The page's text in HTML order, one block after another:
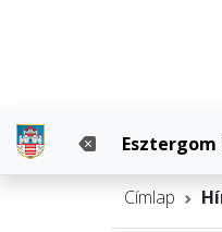
Esztergom
Címlap